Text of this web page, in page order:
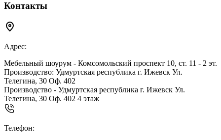
Контакты
Адрес:
Мебельный шоурум - Комсомольский проспект 10, ст. 11 - 2 эт.
Производство: Удмуртская республика г. Ижевск Ул.
Телегина, 30 Оф. 402
Производство - Удмуртская республика г. Ижевск Ул.
Телегина, 30 Оф. 402 4 этаж
Телефон: